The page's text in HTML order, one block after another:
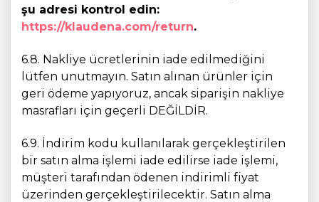
şu adresi kontrol edin:
https://klaudena.com/return.
6.8. Nakliye ücretlerinin iade edilmediğini
lütfen unutmayın. Satın alınan ürünler için
geri ödeme yapıyoruz, ancak siparişin nakliye
masrafları için geçerli DEĞİLDİR.
6.9. İndirim kodu kullanılarak gerçekleştirilen
bir satın alma işlemi iade edilirse iade işlemi,
müşteri tarafından ödenen indirimli fiyat
üzerinden gerçekleştirilecektir. Satın alma